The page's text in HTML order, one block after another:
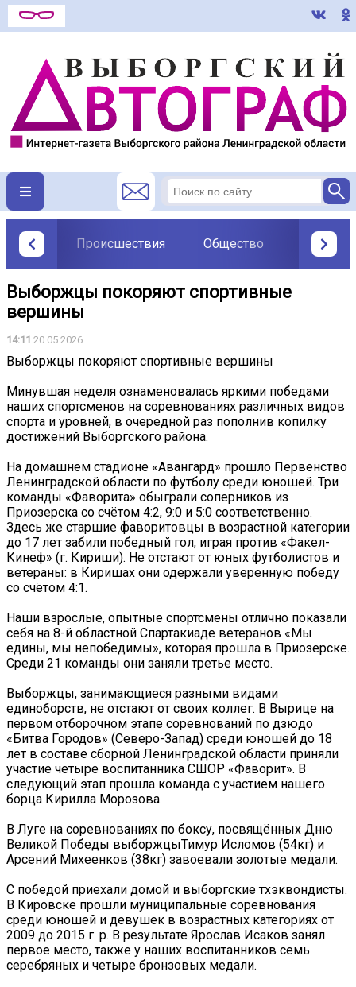
Происшествия Общество
Выборжцы покоряют спортивные
вершины
14:11 20.05.2026
Выборжцы покоряют спортивные вершины
Минувшая неделя ознаменовалась яркими победами
наших спортсменов на соревнованиях различных видов
спорта и уровней, в очередной раз пополнив копилку
достижений Выборгского района.
На домашнем стадионе «Авангард» прошло Первенство
Ленинградской области по футболу среди юношей. Три
команды «Фаворита» обыграли соперников из
Приозерска со счётом 4:2, 9:0 и 5:0 соответственно.
Здесь же старшие фаворитовцы в возрастной категории
до 17 лет забили победный гол, играя против «Факел-
Кинеф» (г. Кириши). Не отстают от юных футболистов и
ветераны: в Киришах они одержали уверенную победу
со счётом 4:1.
‍Наши взрослые, опытные спортсмены отлично показали
себя на 8-й областной Спартакиаде ветеранов «Мы
едины, мы непобедимы», которая прошла в Приозерске.
Среди 21 команды они заняли третье место.
‍Выборжцы, занимающиеся разными видами
единоборств, не отстают от своих коллег. В Вырице на
первом отборочном этапе соревнований по дзюдо
«Битва Городов» (Северо-Запад) среди юношей до 18
лет в составе сборной Ленинградской области приняли
участие четыре воспитанника СШОР «Фаворит». В
следующий этап прошла команда с участием нашего
борца Кирилла Морозова.
В Луге на соревнованиях по боксу, посвящённых Дню
Великой Победы выборжцыТимур Исломов (54кг) и
Арсений Михеенков (38кг) завоевали золотые медали.
С победой приехали домой и выборгские тхэквондисты.
В Кировске прошли муниципальные соревнования
среди юношей и девушек в возрастных категориях от
2009 до 2015 г. р. В результате Ярослав Исаков занял
первое место, также у наших воспитанников семь
серебряных и четыре бронзовых медали.